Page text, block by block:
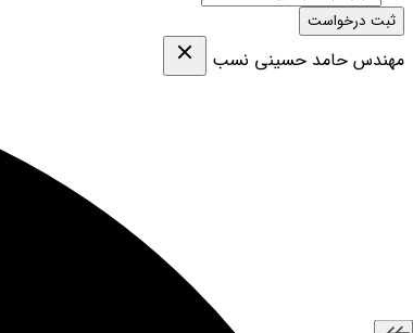
ثبت درخواست
مهندس حامد حسینی نسب